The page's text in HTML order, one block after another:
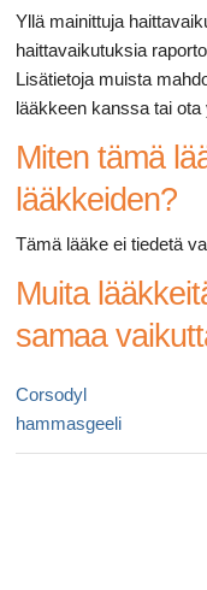
Yllä mainittuja
haittavaikutuksia
Lisätietoja muista
lääkkeen kanssa tai
Miten tämä
lääkkeiden?
Tämä lääke ei tiedetä
Muita
samaa
Corsodyl
hammasgeeli